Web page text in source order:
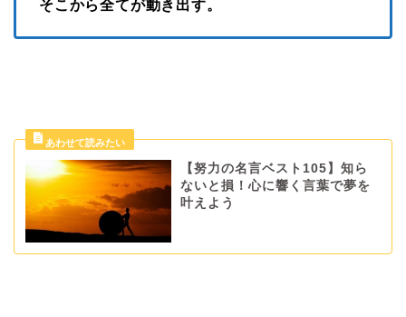
そこから全てが動き出す。
【努力の名言ベスト105】知ら
ないと損！心に響く言葉で夢を
叶えよう